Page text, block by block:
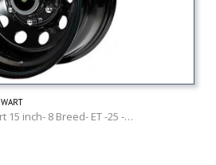
15 inch- 8 Breed- ET -25 -…